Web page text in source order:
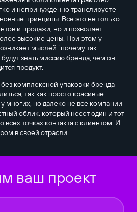
и непринужденно транслируете
принципы. Все это не только
и продажи, но и позволяет
высокие цены. При этом у
мыслей “почему так
знать миссию бренда, чем он
продукт.
комплексной упаковки бренда
так как просто красивые
многих, но далеко не все компании
облик, который несет один и тот
точках контакта с клиентом. И
в своей отрасли.
ваш проект